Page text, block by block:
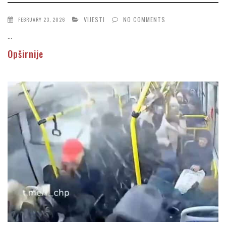
FEBRUARY 23, 2026 VIJESTI NO COMMENTS
...
Opširnije